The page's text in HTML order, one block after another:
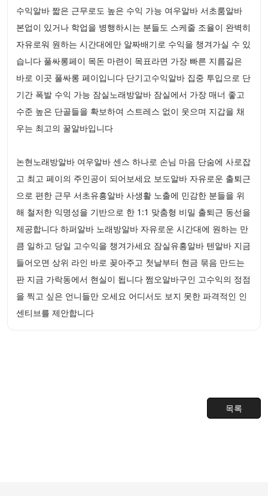
수익알바 짧은 근무로도 높은 수익 가능 여우알바 서초룸알바
본업이 있거나 학업을 병행하시는 분들도 스케줄 조율이 완벽히
자유로워 원하는 시간대에만 알짜배기로 수익을 챙겨가실 수 있
습니다 풀싸롱페이 목돈 마련이 목표라면 가장 빠른 지름길은
바로 이곳 풀싸롱 페이입니다 단기고수익알바 집중 투입으로 단
기간 폭발 수익 가능 잠실노래방알바 잠실에서 가장 매너 좋고
수준 높은 단골들을 확보하여 스트레스 없이 웃으며 지갑을 채
우는 최고의 꿀알바입니다
논현노래방알바 여우알바 센스 하나로 손님 마음 단숨에 사로잡
고 최고 페이의 주인공이 되어보세요 보도알바 자유로운 출퇴근
으로 편한 근무 서초유흥알바 사생활 노출에 민감한 분들을 위
해 철저한 익명성을 기반으로 한 1:1 맞춤형 비밀 출퇴근 동선을
제공합니다 하퍼알바 노래방알바 자유로운 시간대에 원하는 만
큼 일하고 당일 고수익을 챙겨가세요 잠실유흥알바 텐알바 지금
들어오면 상위 라인 바로 꽂아주고 첫날부터 현금 묶음 만드는
판 지금 가락동에서 현실이 됩니다 쩜오알바구인 고수익의 정점
을 찍고 싶은 언니들만 오세요 어디서도 보지 못한 파격적인 인
센티브를 제안합니다
목록